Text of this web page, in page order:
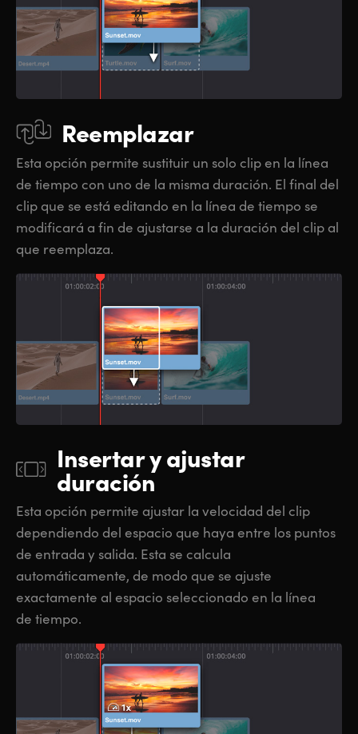
Reemplazar
Esta opción permite sustituir un solo clip en la línea
de tiempo con uno de la misma duración. El final del
clip que se está editando en la línea de tiempo se
modificará a fin de ajustarse a la duración del clip al
que reemplaza.
Insertar y ajustar
duración
Esta opción permite ajustar la velocidad del clip
dependiendo del espacio que haya entre los puntos
de entrada y salida. Esta se calcula
automáticamente, de modo que se ajuste
exactamente al espacio seleccionado en la línea
de tiempo.